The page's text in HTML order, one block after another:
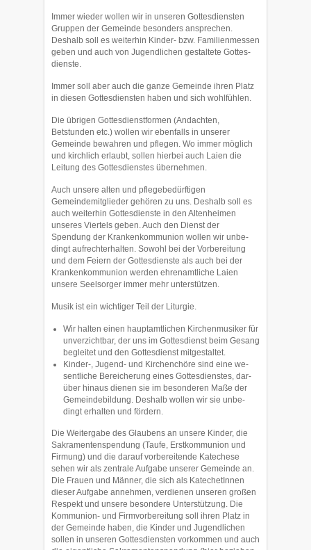
Immer wieder wollen wir in unseren Gottesdiensten
Gruppen der Ge­meinde besonders ansprechen.
Deshalb soll es weiterhin Kinder- bzw. Famili­enmessen
ge­ben und auch von Jugendlichen gestaltete Gottes­
dienste.
Immer soll aber auch die ganze Gemeinde ihren Platz
in diesen Gottes­diensten ha­ben und sich wohlfühlen.
Die übrigen Gottesdienstformen (Andachten,
Betstunden etc.) wollen wir ebenfalls in unserer
Gemeinde bewahren und pflegen. Wo immer möglich
und kirchlich er­laubt, sollen hierbei auch Laien die
Leitung des Gottesdienstes übernehmen.
Auch unsere alten und pflegebedürftigen
Gemeindemitglieder gehören zu uns. Deshalb soll es
auch weiterhin Gottesdienste in den Altenheimen
unseres Viertels geben. Auch den Dienst der
Spendung der Kran­kenkommunion wollen wir unbe­
dingt aufrechterhalten. So­wohl bei der Vorbereitung
und dem Feiern der Gottes­dienste als auch bei der
Krankenkommunion werden ehren­amtliche Laien
unsere Seel­sorger immer mehr unterstützen.
Musik ist ein wichtiger Teil der Liturgie.
Wir halten einen hauptamtlichen Kirchenmusiker für
unverzicht­bar, der uns im Gottesdienst beim Gesang
begleitet und den Gottesdienst mitges­taltet.
Kinder-, Jugend- und Kirchenchöre sind eine we­
sentliche Bereiche­rung ei­nes Got­tesdienstes, dar­
über hinaus dienen sie im besonderen Maße der
Gemein­debildung. Deshalb wollen wir sie unbe­
dingt erhalten und fördern.
Die Weitergabe des Glaubens an unsere Kinder, die
Sakramentenspendung (Taufe, Erstkommunion und
Fir­mung) und die darauf vorbereitende Katechese
sehen wir als zentrale Aufgabe unserer Gemeinde an.
Die Frauen und Männer, die sich als KatechetInnen
dieser Aufgabe anneh­men, verdienen unseren gro­ßen
Respekt und unsere be­sondere Unterstützung. Die
Kommunion- und Firmvorbe­reitung soll ihren Platz in
der Gemeinde haben, die Kinder und Ju­gendlichen
sollen in unseren Got­tesdiensten vor­kommen und auch